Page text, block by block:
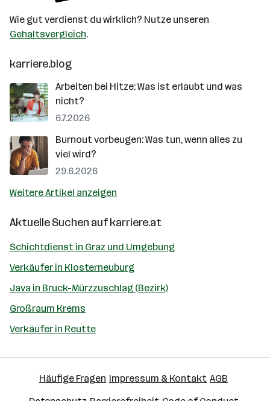
Wie gut verdienst du wirklich? Nutze unseren
Gehaltsvergleich.
karriere.blog
Arbeiten bei Hitze: Was ist erlaubt und was
nicht?
6.7.2026
Burnout vorbeugen: Was tun, wenn alles zu
viel wird?
29.6.2026
Weitere Artikel anzeigen
Aktuelle Suchen aufkarriere.at
Schichtdienst in Graz und Umgebung
Verkäufer in Klosterneuburg
Java in Bruck-Mürzzuschlag (Bezirk)
Großraum Krems
Verkäufer in Reutte
Häufige Fragen Impressum & Kontakt AGB